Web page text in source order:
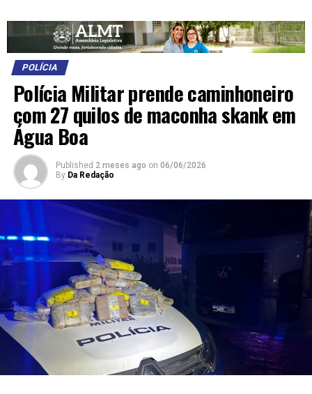
POLÍCIA
Polícia Militar prende caminhoneiro
com 27 quilos de maconha skank em
Água Boa
Published 2 meses ago on 06/06/2026
By Da Redação